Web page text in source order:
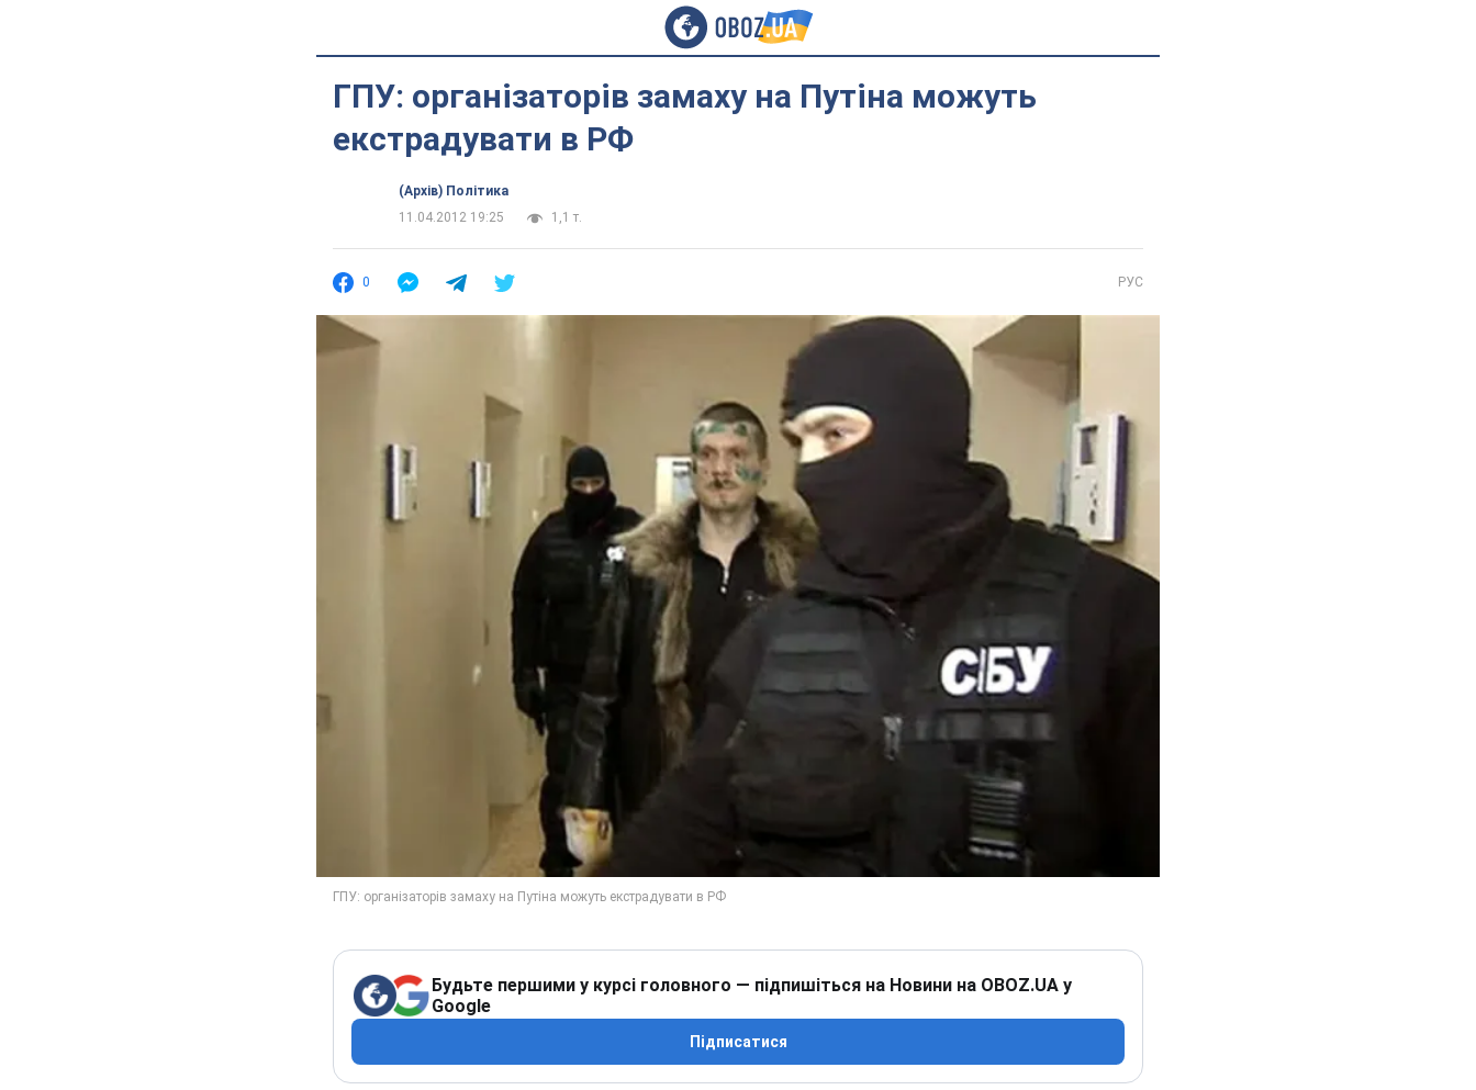
ГПУ: організаторів замаху на Путіна можуть
екстрадувати в РФ
(Архів) Політика
11.04.2012 19:25
1,1 т.
0 РУС
Будьте першими у курсі головного — підпишіться на Новини на OBOZ.UA у
Google
Підписатися